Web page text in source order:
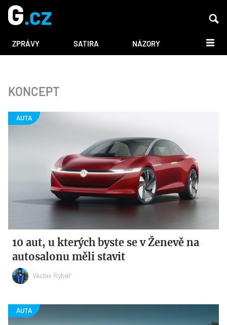
ZPRÁVY SATIRA NÁZORY DALŠÍ
KONCEPT
10 aut, u kterých byste se v Ženevě na
autosalonu měli stavit
Václav Rybář